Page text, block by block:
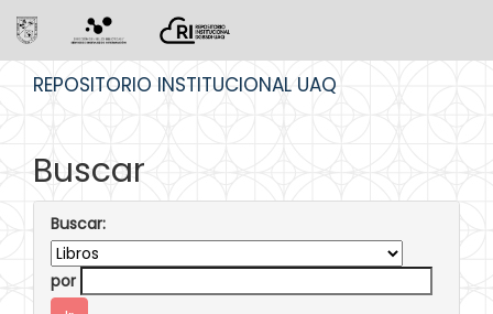
REPOSITORIO INSTITUCIONAL UAQ
Buscar
Buscar:
por